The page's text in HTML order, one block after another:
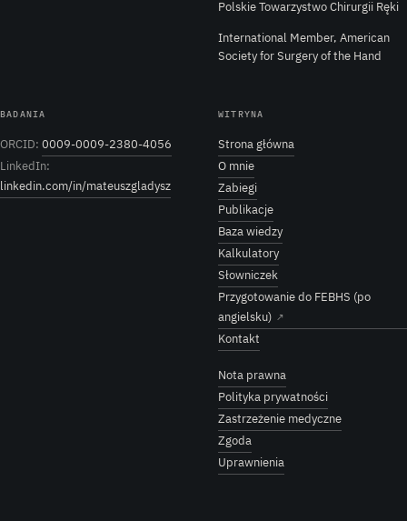
Polskie Towarzystwo Chirurgii Ręki
International Member, American
Society for Surgery of the Hand
BADANIA
ORCID: 0009-0009-2380-4056
LinkedIn:
linkedin.com/in/mateuszgladysz
WITRYNA
Strona główna
O mnie
Zabiegi
Publikacje
Baza wiedzy
Kalkulatory
Słowniczek
Przygotowanie do FEBHS (po
angielsku) ↗
Kontakt
Nota prawna
Polityka prywatności
Zastrzeżenie medyczne
Zgoda
Uprawnienia